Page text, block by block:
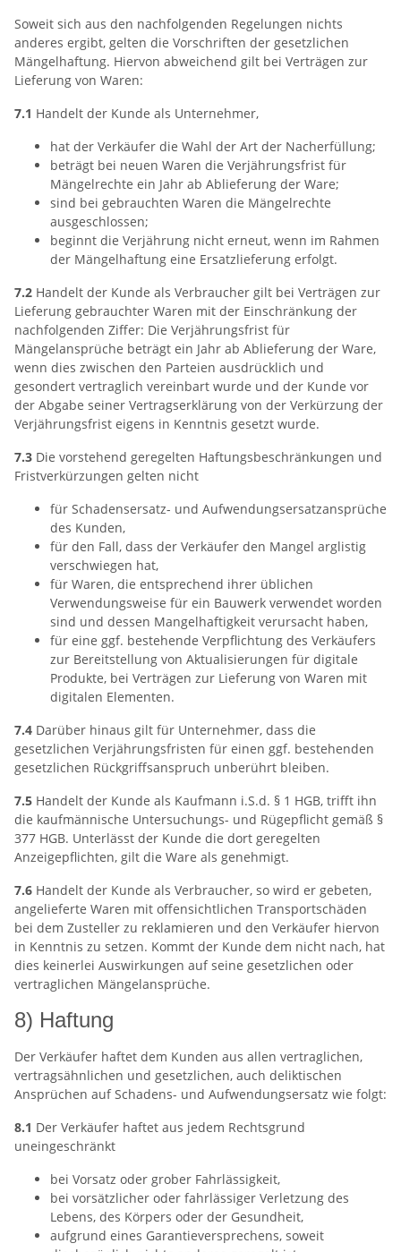
Soweit sich aus den nachfolgenden Regelungen nichts
anderes ergibt, gelten die Vorschriften der gesetzlichen
Mängelhaftung. Hiervon abweichend gilt bei Verträgen zur
Lieferung von Waren:
7.1 Handelt der Kunde als Unternehmer,
hat der Verkäufer die Wahl der Art der Nacherfüllung;
beträgt bei neuen Waren die Verjährungsfrist für
Mängelrechte ein Jahr ab Ablieferung der Ware;
sind bei gebrauchten Waren die Mängelrechte
ausgeschlossen;
beginnt die Verjährung nicht erneut, wenn im Rahmen
der Mängelhaftung eine Ersatzlieferung erfolgt.
7.2 Handelt der Kunde als Verbraucher gilt bei Verträgen zur
Lieferung gebrauchter Waren mit der Einschränkung der
nachfolgenden Ziffer: Die Verjährungsfrist für
Mängelansprüche beträgt ein Jahr ab Ablieferung der Ware,
wenn dies zwischen den Parteien ausdrücklich und
gesondert vertraglich vereinbart wurde und der Kunde vor
der Abgabe seiner Vertragserklärung von der Verkürzung der
Verjährungsfrist eigens in Kenntnis gesetzt wurde.
7.3 Die vorstehend geregelten Haftungsbeschränkungen und
Fristverkürzungen gelten nicht
für Schadensersatz- und Aufwendungsersatzansprüche
des Kunden,
für den Fall, dass der Verkäufer den Mangel arglistig
verschwiegen hat,
für Waren, die entsprechend ihrer üblichen
Verwendungsweise für ein Bauwerk verwendet worden
sind und dessen Mangelhaftigkeit verursacht haben,
für eine ggf. bestehende Verpflichtung des Verkäufers
zur Bereitstellung von Aktualisierungen für digitale
Produkte, bei Verträgen zur Lieferung von Waren mit
digitalen Elementen.
7.4 Darüber hinaus gilt für Unternehmer, dass die
gesetzlichen Verjährungsfristen für einen ggf. bestehenden
gesetzlichen Rückgriffsanspruch unberührt bleiben.
7.5 Handelt der Kunde als Kaufmann i.S.d. § 1 HGB, trifft ihn
die kaufmännische Untersuchungs- und Rügepflicht gemäß §
377 HGB. Unterlässt der Kunde die dort geregelten
Anzeigepflichten, gilt die Ware als genehmigt.
7.6 Handelt der Kunde als Verbraucher, so wird er gebeten,
angelieferte Waren mit offensichtlichen Transportschäden
bei dem Zusteller zu reklamieren und den Verkäufer hiervon
in Kenntnis zu setzen. Kommt der Kunde dem nicht nach, hat
dies keinerlei Auswirkungen auf seine gesetzlichen oder
vertraglichen Mängelansprüche.
8) Haftung
Der Verkäufer haftet dem Kunden aus allen vertraglichen,
vertragsähnlichen und gesetzlichen, auch deliktischen
Ansprüchen auf Schadens- und Aufwendungsersatz wie folgt:
8.1 Der Verkäufer haftet aus jedem Rechtsgrund
uneingeschränkt
bei Vorsatz oder grober Fahrlässigkeit,
bei vorsätzlicher oder fahrlässiger Verletzung des
Lebens, des Körpers oder der Gesundheit,
aufgrund eines Garantieversprechens, soweit